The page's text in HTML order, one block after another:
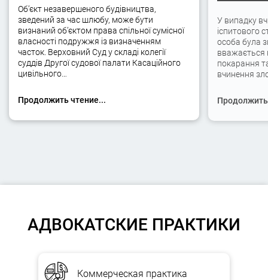
Об’єкт незавершеного будівництва,
зведений за час шлюбу, може бути
визнаний об’єктом права спільної сумісної
власності подружжя із визначенням
часток. Верховний Суд у складі колегії
суддів Другої судової палати Касаційного
цивільного…
Продолжить чтение...
У випадку
іспитового
особа була
вважається
покарання
вчинення
АДВОКАТСКИЕ ПРАКТИКИ
Коммерческая практика